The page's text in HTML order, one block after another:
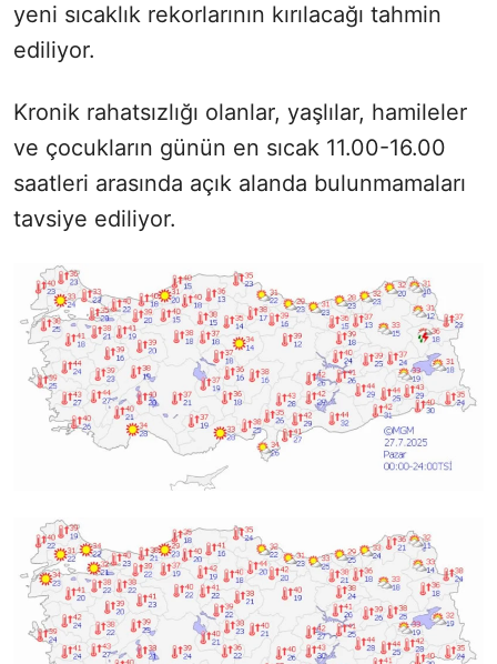
yeni sıcaklık rekorlarının kırılacağı tahmin
ediliyor.
Kronik rahatsızlığı olanlar, yaşlılar, hamileler
ve çocukların günün en sıcak 11.00-16.00
saatleri arasında açık alanda bulunmamaları
tavsiye ediliyor.